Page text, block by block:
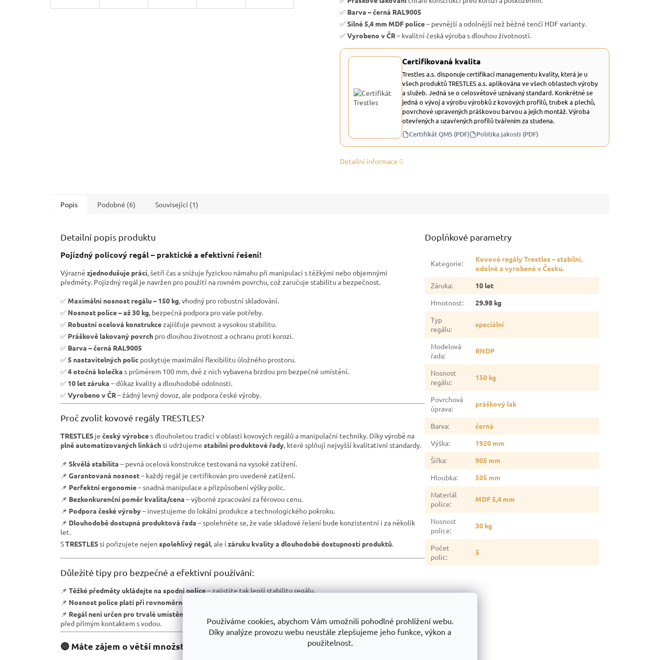
Používáme cookies, abychom Vám umožnili pohodlné prohlížení webu.
Díky analýze provozu webu neustále zlepšujeme jeho funkce, výkon a
použitelnost.
✅ Barva – černá RAL9005
✅Silné 5,4 mm MDF police– pevnější a odolnější než běžné tenčí HDF varianty.
✅Vyrobeno v ČR– kvalitní česká výroba s dlouhou životností.
Certifikovaná kvalita
Trestles a.s. disponuje certifikací managementu kvality, která je u
všech produktů TRESTLES a.s. aplikována ve všech oblastech výroby
a služeb. Jedná se o celosvětově uznávaný standard. Konkrétně se
jedná o vývoj a výrobu výrobků z kovových profilů, trubek a plechů,
povrchově upravených práškovou barvou a jejich montáž. Výroba
otevřených a uzavřených profilů tvářením za studena.
Certifikát QMS (PDF) Politika jakosti (PDF)
Detailní informace
Popis Podobné (6) Související (1)
Detailní popis produktu
Pojízdný policový regál – praktické a efektivní řešení!
Výrazně zjednodušuje práci, šetří čas a snižuje fyzickou námahu při manipulaci s těžkými nebo objemnými
předměty. Pojízdný regál je navržen pro použití na rovném povrchu, což zaručuje stabilitu a bezpečnost.
✅ Maximální nosnost regálu – 150 kg, vhodný pro robustní skladování.
✅ Nosnost police – až 30 kg, bezpečná podpora pro vaše potřeby.
✅ Robustní ocelová konstrukcezajišťuje pevnost a vysokou stabilitu.
✅ Práškově lakovaný povrch pro dlouhou životnost a ochranu proti korozi.
✅ Barva – černá RAL9005
✅5 nastavitelných polic poskytuje maximální flexibilitu úložného prostoru.
✅4 otočná kolečka s průměrem 100 mm, dvě z nich vybavena brzdou pro bezpečné umístění.
✅ 10 let záruka – důkaz kvality a dlouhodobé odolnosti.
✅Vyrobeno v ČR– žádný levný dovoz, ale podpora české výroby.
Proč zvolit kovové regály TRESTLES?
TRESTLES je český výrobces dlouholetou tradicí v oblasti kovových regálů a manipulační techniky. Díky výrobě na
plně automatizovaných linkáchsi udržujeme stabilní produktové řady, které splňují nejvyšší kvalitativní standardy.
📌 Skvělá stabilita – pevná ocelová konstrukce testovaná na vysoké zatížení.
📌 Garantovaná nosnost– každý regál je certifikován pro uvedené zatížení.
📌 Perfektní ergonomie– snadná manipulace a přizpůsobení výšky polic.
📌 Bezkonkurenční poměr kvalita/cena – výborné zpracování za férovou cenu.
📌 Podpora české výroby– investujeme do lokální produkce a technologického pokroku.
📌 Dlouhodobě dostupná produktová řada – spolehněte se, že vaše skladové řešení bude konzistentní i za několik
let.
STRESTLESsi pořizujete nejen spolehlivý regál, ale i záruku kvality a dlouhodobé dostupnosti produktů.
Důležité tipy pro bezpečné a efektivní používání:
📌 Těžké předměty ukládejte na spodní police– zajistíte tak lepší stabilitu regálu.
📌 Nosnost police platí při rovnoměrném rozložení hmotnosti
📌 Regál není určen pro trvalé umístění ve vlhkém prostředí
před přímým kontaktem s vodou.
🔵 Máte zájem o větší množství regálů?
Doplňkové parametry
Kategorie:
Kovové regály Trestles – stabilní,
odolné a vyrobené v Česku.
Záruka:
10 let
Hmotnost:
29.98 kg
Typ
regálu:
speciální
Modelová
řada:
RNDP
Nosnost
regálu:
150 kg
Povrchová
úprava:
práškový lak
Barva:
černá
Výška:
1920 mm
Šířka:
905 mm
Hloubka:
505 mm
Materiál
police:
MDF 5,4 mm
Nosnost
police:
30 kg
Počet
polic:
5